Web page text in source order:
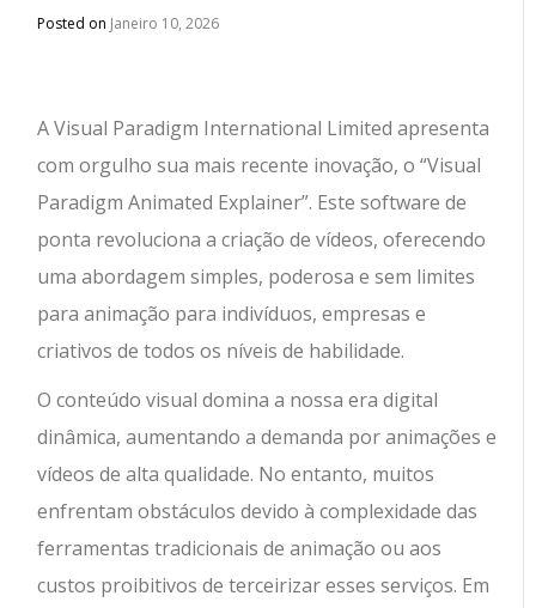
Posted on Janeiro 10, 2026
A Visual Paradigm International Limited apresenta
com orgulho sua mais recente inovação, o “Visual
Paradigm Animated Explainer”. Este software de
ponta revoluciona a criação de vídeos, oferecendo
uma abordagem simples, poderosa e sem limites
para animação para indivíduos, empresas e
criativos de todos os níveis de habilidade.
O conteúdo visual domina a nossa era digital
dinâmica, aumentando a demanda por animações e
vídeos de alta qualidade. No entanto, muitos
enfrentam obstáculos devido à complexidade das
ferramentas tradicionais de animação ou aos
custos proibitivos de terceirizar esses serviços. Em